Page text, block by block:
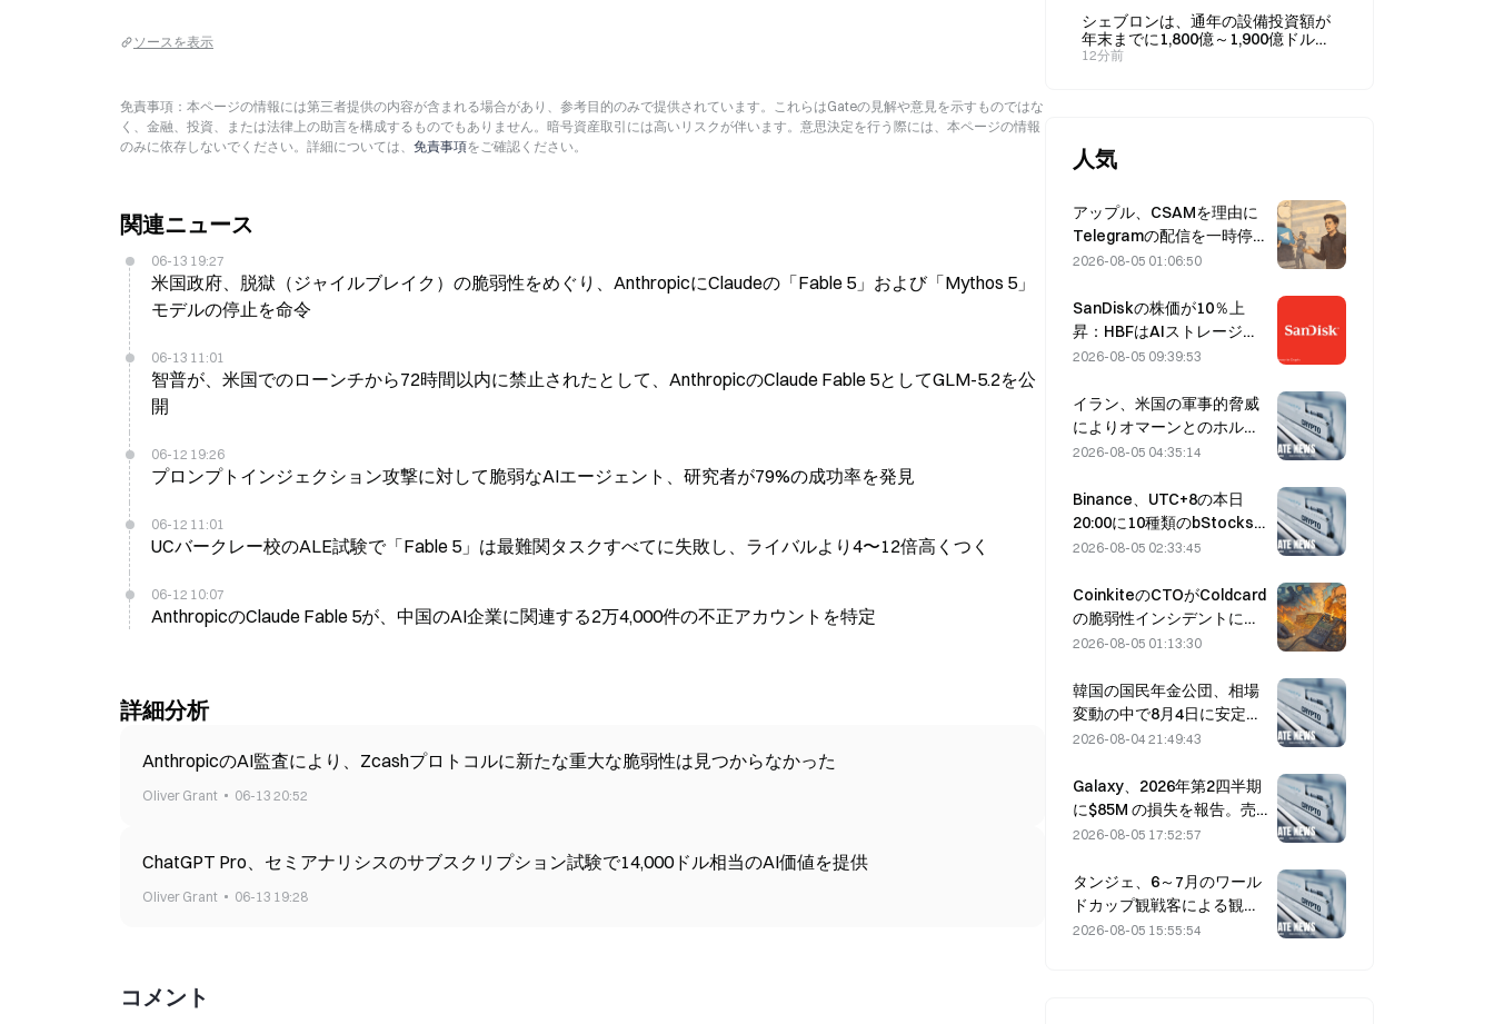
ソースを表示
免責事項：本ページの情報には第三者提供の内容が含まれる場合があり、参考目的のみで提供されています。これらはGateの見解や意見を示すものではな
く、金融、投資、または法律上の助言を構成するものでもありません。暗号資産取引には高いリスクが伴います。意思決定を行う際には、本ページの情報
のみに依存しないでください。詳細については、 免責事項をご確認ください。
関連ニュース
06-13 19:27
米国政府、脱獄（ジャイルブレイク）の脆弱性をめぐり、AnthropicにClaudeの「Fable 5」および「Mythos 5」
モデルの停止を命令
06-13 11:01
智普が、米国でのローンチから72時間以内に禁止されたとして、AnthropicのClaude Fable 5としてGLM-5.2を公
開
06-12 19:26
プロンプトインジェクション攻撃に対して脆弱なAIエージェント、研究者が79%の成功率を発見
06-12 11:01
UCバークレー校のALE試験で「Fable 5」は最難関タスクすべてに失敗し、ライバルより4〜12倍高くつく
06-12 10:07
AnthropicのClaude Fable 5が、中国のAI企業に関連する2万4,000件の不正アカウントを特定
詳細分析
AnthropicのAI監査により、Zcashプロトコルに新たな重大な脆弱性は見つからなかった
Oliver Grant 06-13 20:52
ChatGPT Pro、セミアナリシスのサブスクリプション試験で14,000ドル相当のAI価値を提供
Oliver Grant 06-13 19:28
コメント
シェブロンは、通年の設備投資額が
年末までに1,800億～1,900億ドルの
レンジの下限となる見通しを示し
12分前
人気
アップル、CSAMを理由に
Telegramの配信を一時停
止 Durov氏は「セキュリ
2026-08-05 01:06:50
SanDiskの株価が10％上
昇：HBFはAIストレージの
新たなサイクルをどう切り
リオを裏付けられるか？
2026-08-05 09:39:53
イラン、米国の軍事的脅威
によりオマーンとのホルム
ズ海峡合意が遅延すると表
2026-08-05 04:35:14
Binance、UTC+8の本日
20:00に10種類のbStocks
取引ペアの取引を開始、メ
2026-08-05 02:33:45
CoinkiteのCTOがColdcard
の脆弱性インシデントに関
与し、4回の攻撃を引き起こ
2026-08-05 01:13:30
韓国の国民年金公団、相場
変動の中で8月4日に安定株
へシフト
2026-08-04 21:49:43
Galaxy、2026年第2四半期
に$85M の損失を報告。売
上高は3億ドル下振れし、株
2026-08-05 17:52:57
タンジェ、6～7月のワール
ドカップ観戦客による観光
需要を追い風に売上高5％増
2026-08-05 15:55:54